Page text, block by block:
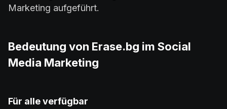
Marketing aufgeführt.
Bedeutung von Erase.bg im Social
Media Marketing
Für alle verfügbar